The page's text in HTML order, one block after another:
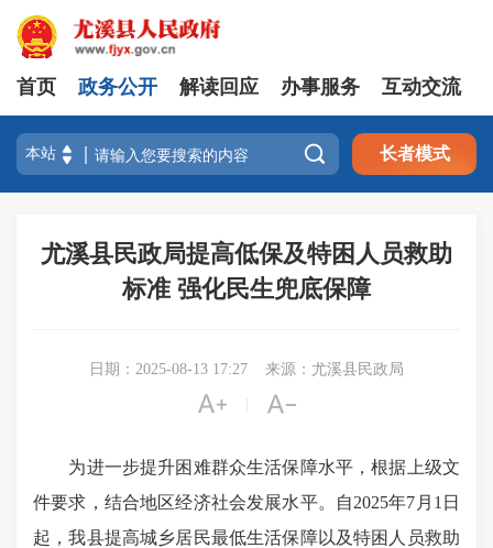
首页 政务公开 解读回应 办事服务 互动交流
 长者模式
尤溪县民政局提高低保及特困人员救助
标准 强化民生兜底保障
日期：2025-08-13 17:27 来源：尤溪县民政局
 
为进一步提升困难群众生活保障水平，根据上级文
件要求，结合地区经济社会发展水平。自2025年7月1日
起，我县提高城乡居民最低生活保障以及特困人员救助